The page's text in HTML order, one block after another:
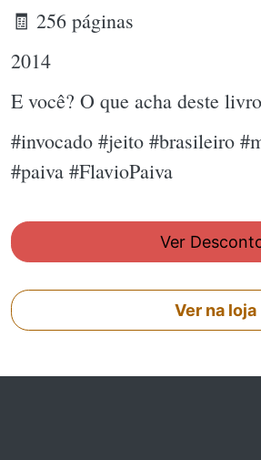
🧾 256 páginas
2014
E você? O que acha deste
#invocado #jeito #brasileiro
#paiva #FlavioPaiva
Ver
Ver na loja